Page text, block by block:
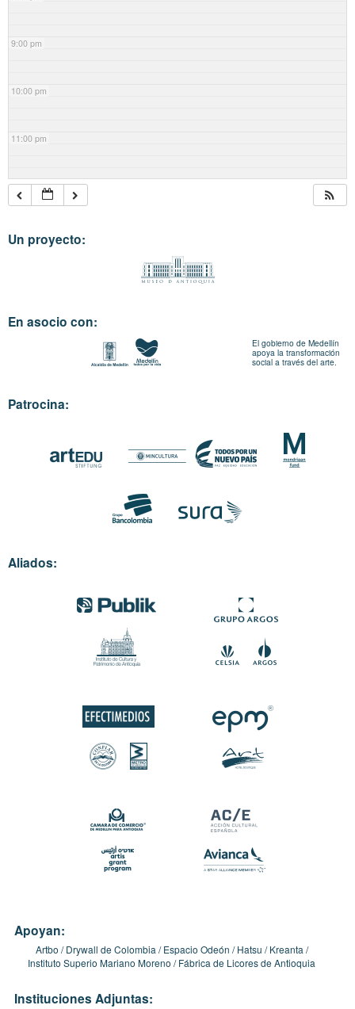
9:00 pm
10:00 pm
11:00 pm
Un proyecto:
En asocio con:
El gobierno de Medellín
apoya la transformación
social a través del arte.
Patrocina:
Aliados:
Apoyan:
Artbo Drywall de Colombia Espacio Odeón Hatsu
Kreanta
Instituto Superio Mariano Moreno
Fábrica de Licores de Antioquia
Instituciones Adjuntas: